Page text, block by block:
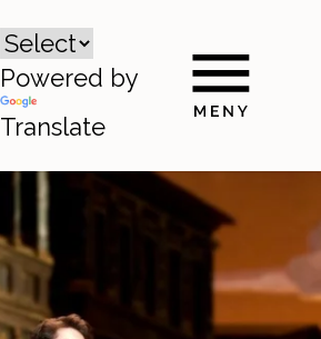
Powered by
Translate